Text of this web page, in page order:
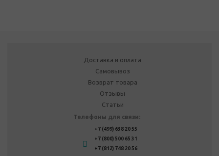
Доставка и оплата
Самовывоз
Возврат товара
Отзывы
Статьи
Телефоны для связи:
+7 (499) 638 20 55
+7 (800) 500 65 31
+7 (812) 748 20 56